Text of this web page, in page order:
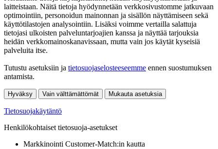
laitteistaan. Näitä tietoja hyödynnetään verkkosivustomme jatkuvaan
optimointiin, personoidun mainonnan ja sisällön näyttämiseen sekä
käyttötilastojen analysointiin. Lisäksi voimme vertailla salattuja
tietojasi ulkoisten palveluntarjoajien kanssa ja näyttää tarjouksia
heidän verkkomainoskanavissaan, mutta vain jos käytät kyseisiä
palveluita itse.
Tutustu asetuksiin ja tietosuojaselosteeseemme ennen suostumuksen
antamista.
Hyväksy Vain välttämättömät Mukauta asetuksia
Tietosuojakäytäntö
Henkilökohtaiset tietosuoja-asetukset
Markkinointi Customer-Match:in kautta